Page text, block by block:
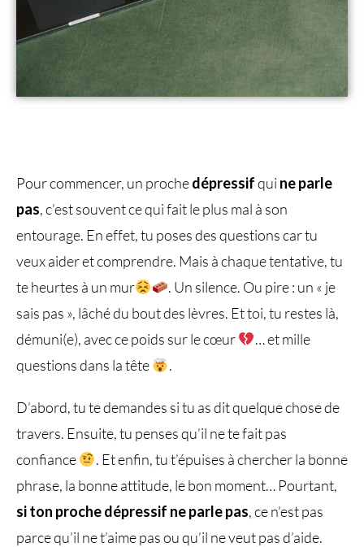
Pour commencer, un prochedépressifqui ne parle
pas​, c’est souvent ce qui fait le plus mal à son
entourage. En effet, tu poses des questions car tu
veux aider et comprendre. Mais à chaque tentative, tu
te heurtes à un mur
. Un silence. Ou pire : un « je
sais pas », lâché du bout des lèvres. Et toi, tu restes là,
démuni(e), avec ce poids sur le cœur
… et mille
questions dans la tête
.
D’abord, tu te demandes si tu as dit quelque chose de
travers. Ensuite, tu penses qu’il ne te fait pas
confiance
. Et enfin, tu t’épuises à chercher la bonne
phrase, la bonne attitude, le bon moment… Pourtant,
si ton proche dépressif ne parle pas​, ce n’est pas
parce qu’il ne t’aime pas ou qu’il ne veut pas d’aide.